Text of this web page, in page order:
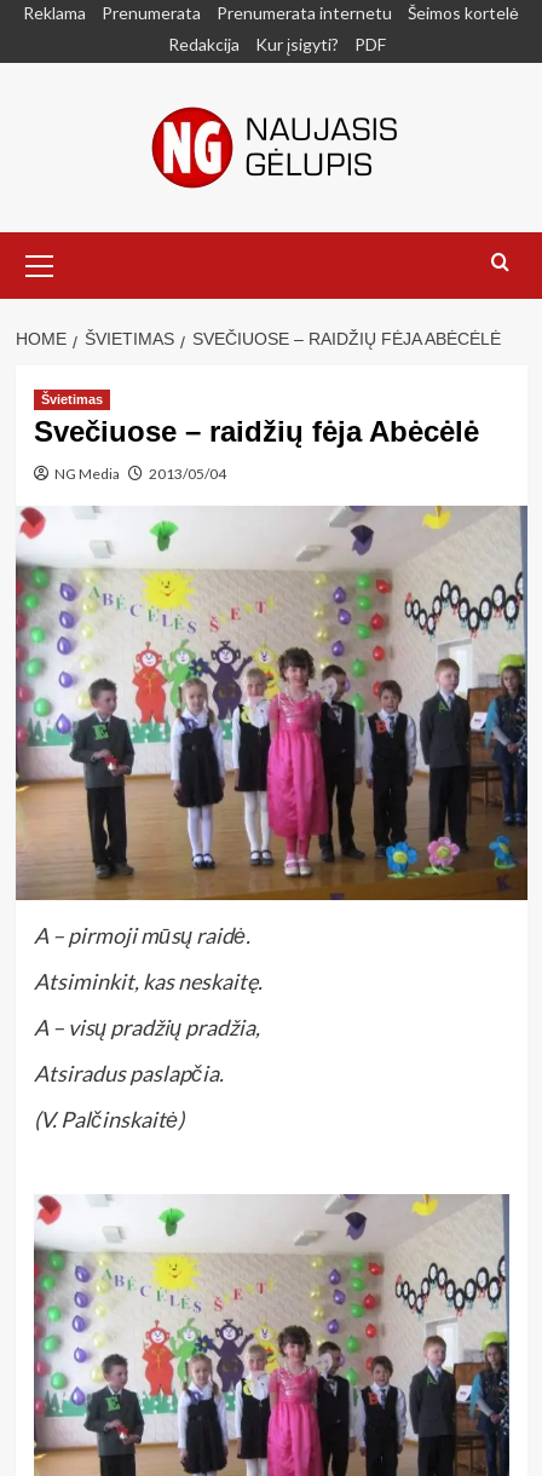
SkipReklama Prenumerata Prenumerata internetu
Šeimos kortelė
Redakcija
Kur įsigyti? PDF
Menu
HOME ŠVIETIMAS SVEČIUOSE – RAIDŽIŲ FĖJA ABĖCĖLĖ
Švietimas
Svečiuose – raidžių fėja Abėcėlė
NG Media 2013/05/04
A – pirmoji mūsų raidė.
Atsiminkit, kas neskaitę.
A – visų pradžių pradžia,
Atsiradus paslapčia.
(V. Palčinskaitė)